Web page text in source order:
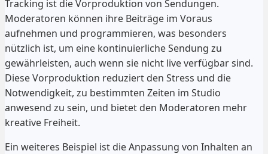
Tracking ist die Vorproduktion von Sendungen.
Moderatoren können ihre Beiträge im Voraus
aufnehmen und programmieren, was besonders
nützlich ist, um eine kontinuierliche Sendung zu
gewährleisten, auch wenn sie nicht live verfügbar sind.
Diese Vorproduktion reduziert den Stress und die
Notwendigkeit, zu bestimmten Zeiten im Studio
anwesend zu sein, und bietet den Moderatoren mehr
kreative Freiheit.
Ein weiteres Beispiel ist die Anpassung von Inhalten an